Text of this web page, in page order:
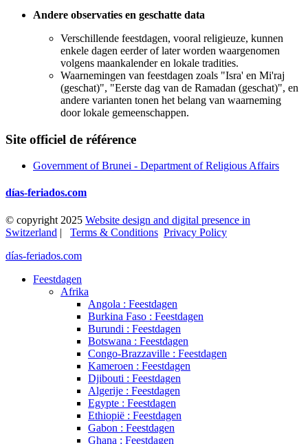
Andere observaties en geschatte data
Verschillende feestdagen, vooral religieuze, kunnen
enkele dagen eerder of later worden waargenomen
volgens maankalender en lokale tradities.
Waarnemingen van feestdagen zoals "Isra' en Mi'raj
(geschat)", "Eerste dag van de Ramadan (geschat)", en
andere varianten tonen het belang van waarneming
door lokale gemeenschappen.
Site officiel de référence
Government of Brunei - Department of Religious Affairs
días-feriados.com
© copyright 2025 Website design and digital presence in
Switzerland | Terms & Conditions Privacy Policy
días-feriados.com
Feestdagen
Afrika
Angola : Feestdagen
Burkina Faso : Feestdagen
Burundi : Feestdagen
Botswana : Feestdagen
Congo-Brazzaville : Feestdagen
Kameroen : Feestdagen
Djibouti : Feestdagen
Algerije : Feestdagen
Egypte : Feestdagen
Ethiopië : Feestdagen
Gabon : Feestdagen
Ghana : Feestdagen